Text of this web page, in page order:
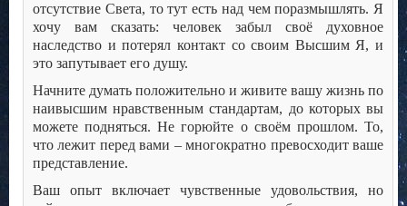
отсутствие Света, то тут есть над чем поразмышлять. Я
хочу вам сказать: человек забыл своё духовное
наследство и потерял контакт со своим Высшим Я, и
это запутывает его душу.
Начните думать положительно и живите вашу жизнь по
наивысшим нравственным стандартам, до которых вы
можете подняться. Не горюйте о своём прошлом. То,
что лежит перед вами – многократно превосходит ваше
представление.
Ваш опыт включает чувственные удовольствия, но